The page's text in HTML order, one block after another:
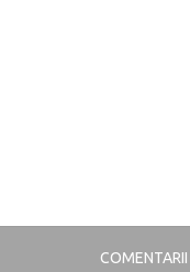
COMENTARII